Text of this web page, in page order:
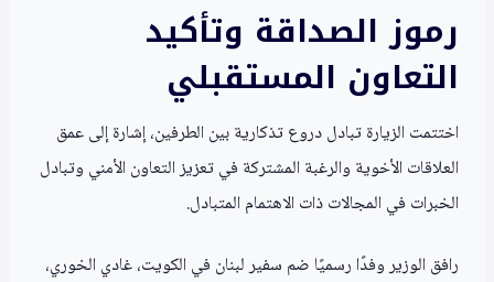
رموز الصداقة وتأكيد
التعاون المستقبلي
اختتمت الزيارة تبادل دروع تذكارية بين الطرفين، إشارة إلى عمق
العلاقات الأخوية والرغبة المشتركة في تعزيز التعاون الأمني وتبادل
الخبرات في المجالات ذات الاهتمام المتبادل.
رافق الوزير وفدًا رسميًا ضم سفير لبنان في الكويت، غادي الخوري،